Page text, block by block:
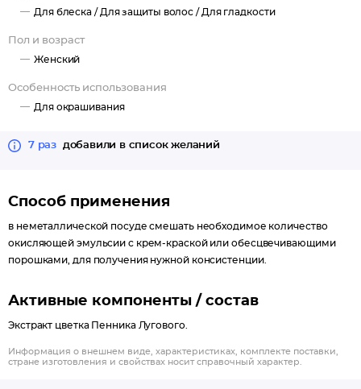
Минеральное масло облегчает смешивание и обеспечивает
Для блеска / Для защиты волос / Для гладкости
Пол и возраст
Женский
Особенность использования
Для окрашивания
7 раз добавили в список желаний
Способ применения
в неметаллической посуде смешать необходимое количество
окисляющей эмульсии с крем-краской или обесцвечивающими
порошками, для получения нужной консистенции.
Активные компоненты / состав
Экстракт цветка Пенника Лугового.
Информация о внешнем виде, характеристиках, комплекте поставки,
стране изготовления и свойствах носит справочный характер.